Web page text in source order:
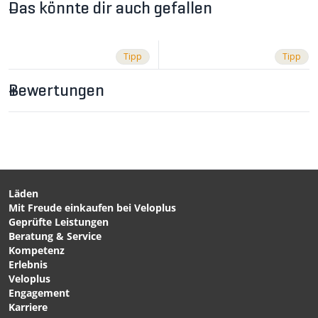
Das könnte dir auch gefallen
Tipp
CHF 59.90
GRAVELKING X1
Gravelreifen Tanwall von
PANARACER
Tipp
CHF 59.90
Bewertungen
Läden
Mit Freude einkaufen bei Veloplus
Geprüfte Leistungen
Beratung & Service
Kompetenz
Erlebnis
Veloplus
Engagement
Karriere